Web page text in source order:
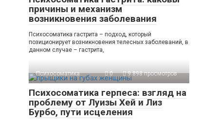
причины и механизм
возникновения заболевания
Психосоматика гастрита – подход, который
позиционирует возникновения телесных заболеваний, в
данном случае – гастрита,
Психосоматика 0 9 898 просмотров
Психосоматика герпеса: взгляд на
проблему от Луизы Хей и Лиз
Бурбо, пути исцеления